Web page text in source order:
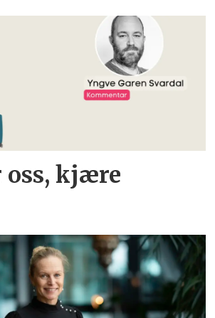
oss, kjære